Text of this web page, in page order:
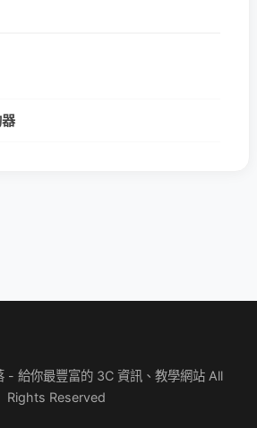
給你最豐富的 3C 資訊、教學網站 All
Rights Reserved